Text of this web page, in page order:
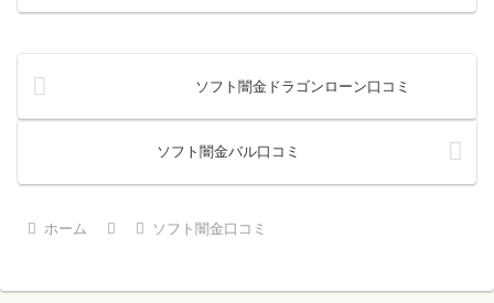
ソフト闇金ドラゴンローン口コミ
ソフト闇金バル口コミ
ホーム ソフト闇金口コミ